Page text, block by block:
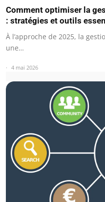
Comment optimiser la
: stratégies et outils
À l’approche de 2025, la
une…
4 mai 2026